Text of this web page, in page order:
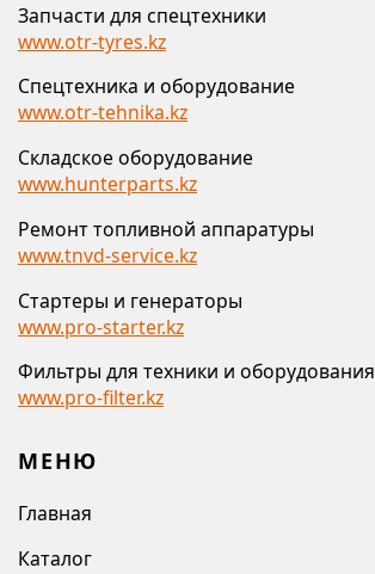
Запчасти для спецтехники
www.otr-tyres.kz
Спецтехника и оборудование
www.otr-tehnika.kz
Складское оборудование
www.hunterparts.kz
Ремонт топливной аппаратуры
www.tnvd-service.kz
Стартеры и генераторы
www.pro-starter.kz
Фильтры для техники и оборудования
www.pro-filter.kz
МЕНЮ
Главная
Каталог